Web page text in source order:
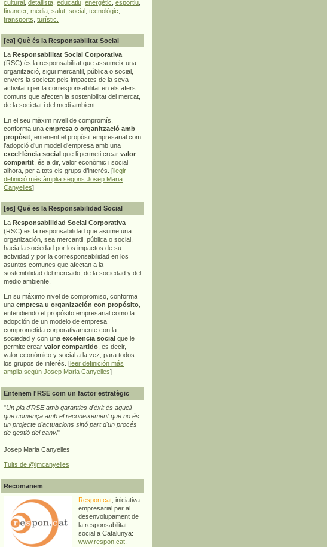
cultural detallista educatiu energètic esportiu
financer mèdia salut social tecnològic
transports turístic.
[ca] Què és la Responsabilitat Social
La Responsabilitat Social Corporativa
(RSC) és la responsabilitat que assumeix una
organització, sigui mercantil, pública o social,
envers la societat pels impactes de la seva
activitat i per la corresponsabilitat en els afers
comuns que afecten la sostenibilitat del mercat,
de la societat i del medi ambient.
En el seu màxim nivell de compromís,
conforma una empresa o organització amb
propòsit , entenent el propòsit empresarial com
l’adopció d’un model d’empresa amb una
excel·lència social que li permeti crear valor
compartit , és a dir, valor econòmic i social
alhora, per a tots els grups d’interès. [llegir
definició més àmplia segons Josep Maria
Canyelles]
[es] Qué es la Responsabilidad Social
La Responsabilidad Social Corporativa
(RSC) es la responsabilidad que asume una
organización, sea mercantil, pública o social,
hacia la sociedad por los impactos de su
actividad y por la corresponsabilidad en los
asuntos comunes que afectan a la
sostenibilidad del mercado, de la sociedad y del
medio ambiente.
En su máximo nivel de compromiso, conforma
una empresa u organización con propósito
entendiendo el propósito empresarial como la
adopción de un modelo de empresa
comprometida corporativamente con la
sociedad y con una excelencia social que le
permite crear valor compartido , es decir,
valor económico y social a la vez, para todos
los grupos de interés. [leer definición más
amplia según Josep Maria Canyelles]
Entenem l'RSE com un factor estratègic
"Un pla d'RSE amb garanties d'èxit és aquell
que comença amb el reconeixement que no és
un projecte d'actuacions sinó part d'un procés
de gestió del canvi"
Josep Maria Canyelles
Tuits de @jmcanyelles
Recomanem
Respon.cat , iniciativa
empresarial per al
desenvolupament de
la responsabilitat
social a Catalunya:
www.respon.cat.